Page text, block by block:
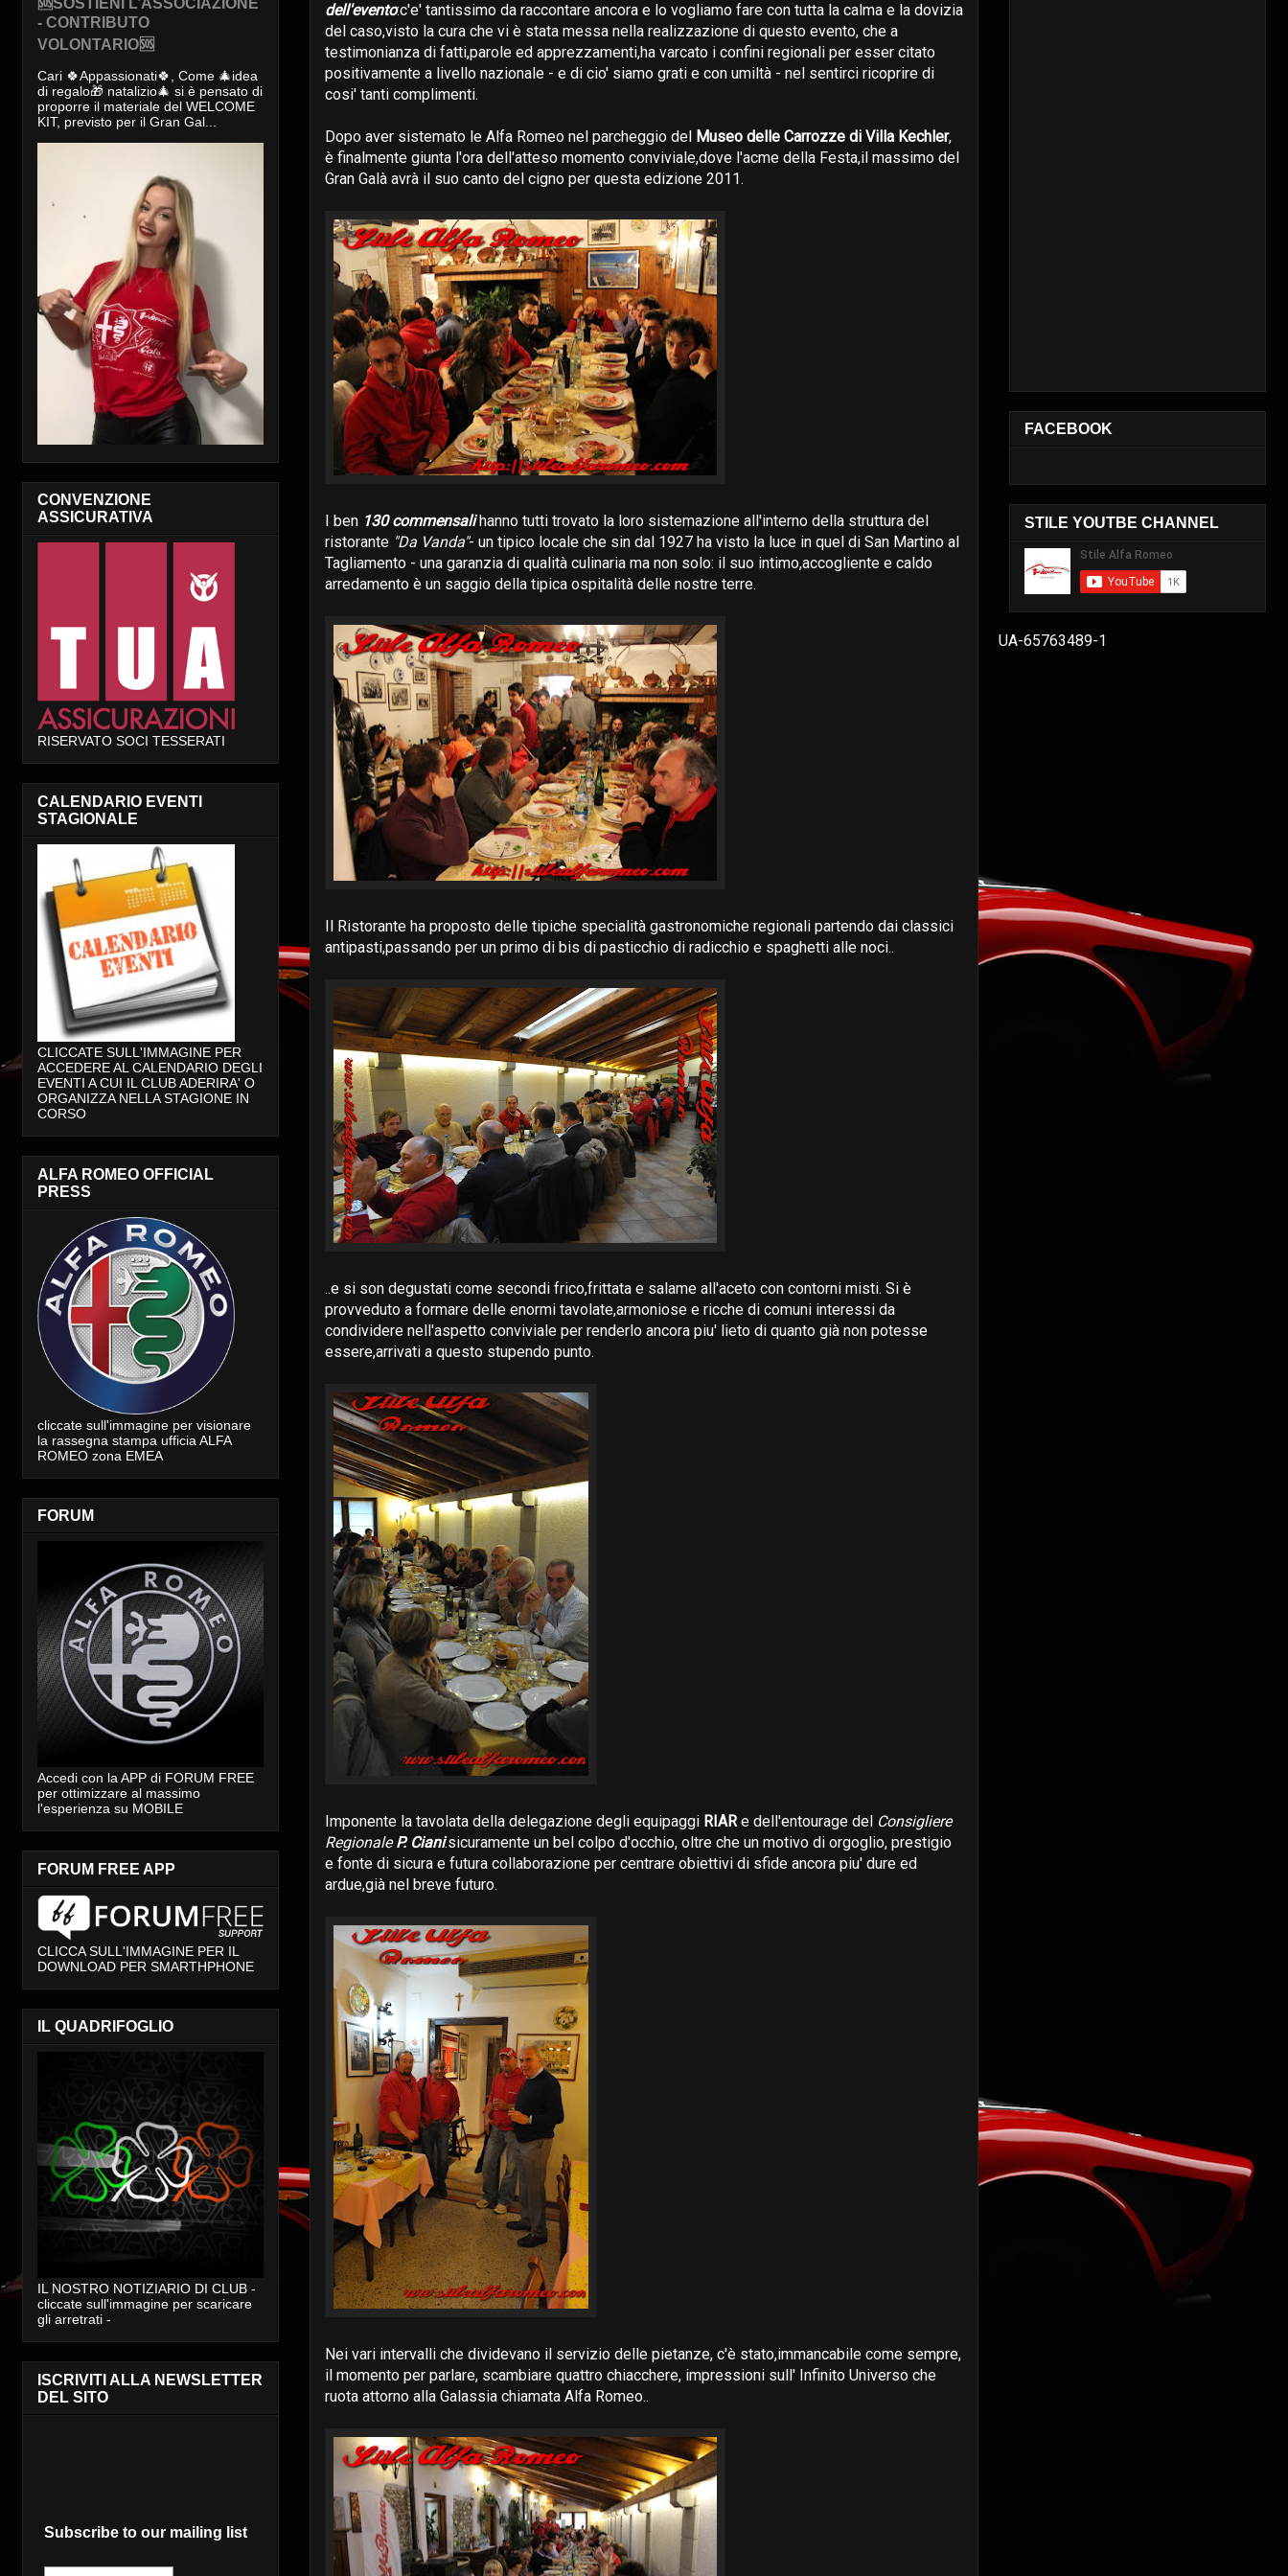
dell'evento:c'e' tantissimo da raccontare ancora e lo vogliamo fare con tutta la calma e la dovizia
del caso,visto la cura che vi è stata messa nella realizzazione di questo evento, che a
testimonianza di fatti,parole ed apprezzamenti,ha varcato i confini regionali per esser citato
positivamente a livello nazionale - e di cio' siamo grati e con umiltà - nel sentirci ricoprire di
cosi' tanti complimenti.
Dopo aver sistemato le Alfa Romeo nel parcheggio del Museo delle Carrozze di Villa Kechler,
è finalmente giunta l'ora dell'atteso momento conviviale,dove l'acme della Festa,il massimo del
Gran Galà avrà il suo canto del cigno per questa edizione 2011.
I ben 130 commensalihanno tutti trovato la loro sistemazione all'interno della struttura del
ristorante "Da Vanda"- un tipico locale che sin dal 1927 ha visto la luce in quel di San Martino al
Tagliamento - una garanzia di qualità culinaria ma non solo: il suo intimo,accogliente e caldo
arredamento è un saggio della tipica ospitalità delle nostre terre.
Il Ristorante ha proposto delle tipiche specialità gastronomiche regionali partendo dai classici
antipasti,passando per un primo di bis di pasticchio di radicchio e spaghetti alle noci..
..e si son degustati come secondi frico,frittata e salame all'aceto con contorni misti. Si è
provveduto a formare delle enormi tavolate,armoniose e ricche di comuni interessi da
condividere nell'aspetto conviviale per renderlo ancora piu' lieto di quanto già non potesse
essere,arrivati a questo stupendo punto.
Imponente la tavolata della delegazione degli equipaggi RIARe dell'entourage del Consigliere
RegionaleP. Ciani:sicuramente un bel colpo d'occhio, oltre che un motivo di orgoglio, prestigio
e fonte di sicura e futura collaborazione per centrare obiettivi di sfide ancora piu' dure ed
ardue,già nel breve futuro.
Nei vari intervalli che dividevano il servizio delle pietanze, c'è stato,immancabile come sempre,
il momento per parlare, scambiare quattro chiacchere, impressioni sull' Infinito Universo che
ruota attorno alla Galassia chiamata Alfa Romeo..
- CONTRIBUTO
VOLONTARIO🆘
Cari 🍀Appassionati🍀, Come 🎄idea
di regalo🎁 natalizio🎄 si è pensato di
proporre il materiale del WELCOME
KIT, previsto per il Gran Gal...
CONVENZIONE
ASSICURATIVA
RISERVATO SOCI TESSERATI
CALENDARIO EVENTI
STAGIONALE
CLICCATE SULL'IMMAGINE PER
ACCEDERE AL CALENDARIO DEGLI
EVENTI A CUI IL CLUB ADERIRA' O
ORGANIZZA NELLA STAGIONE IN
CORSO
ALFA ROMEO OFFICIAL
PRESS
cliccate sull'immagine per visionare
la rassegna stampa ufficia ALFA
ROMEO zona EMEA
FORUM
Accedi con la APP di FORUM FREE
per ottimizzare al massimo
l'esperienza su MOBILE
FORUM FREE APP
CLICCA SULL'IMMAGINE PER IL
DOWNLOAD PER SMARTHPHONE
IL QUADRIFOGLIO
IL NOSTRO NOTIZIARIO DI CLUB -
cliccate sull'immagine per scaricare
gli arretrati -
ISCRIVITI ALLA NEWSLETTER
DEL SITO
Subscribe to our mailing list
FACEBOOK
STILE YOUTBE CHANNEL
UA-65763489-1